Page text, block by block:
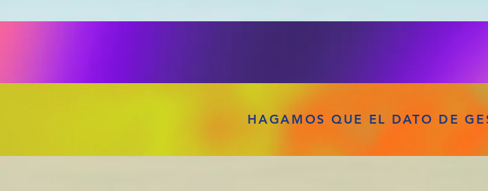
HAGAMOS QUE EL DATO DE